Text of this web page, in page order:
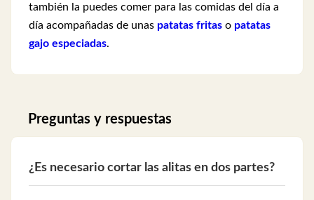
también la puedes comer para las comidas del día a
día acompañadas de unas patatas fritas o patatas
gajo especiadas.
Preguntas y respuestas
¿Es necesario cortar las alitas en dos partes?